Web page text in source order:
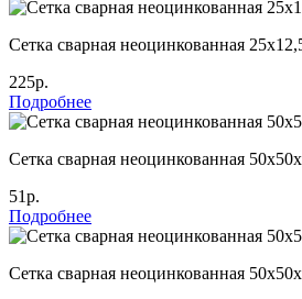
Сетка сварная неоцинкованная
225р.
Подробнее
Сетка сварная неоцинкованная
51р.
Подробнее
Сетка сварная неоцинкованная